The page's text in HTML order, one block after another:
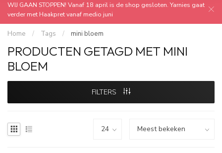
WIJ GAAN STOPPEN! Vanaf 18 april is de shop gesloten. Yarnies gaat
verder met Haakpret vanaf medio juni
Home / Tags / mini bloem
PRODUCTEN GETAGD MET MINI
BLOEM
FILTERS